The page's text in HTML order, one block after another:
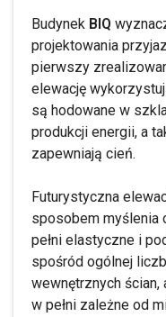
Budynek BIQ
projektowania
pierwszy
elewację
są hodowane w
produkcji energii, a
zapewniają cień.
Futurystyczna
sposobem myślenia
pełni elastyczne i
spośród ogólnej
wewnętrznych
w pełni zależne od